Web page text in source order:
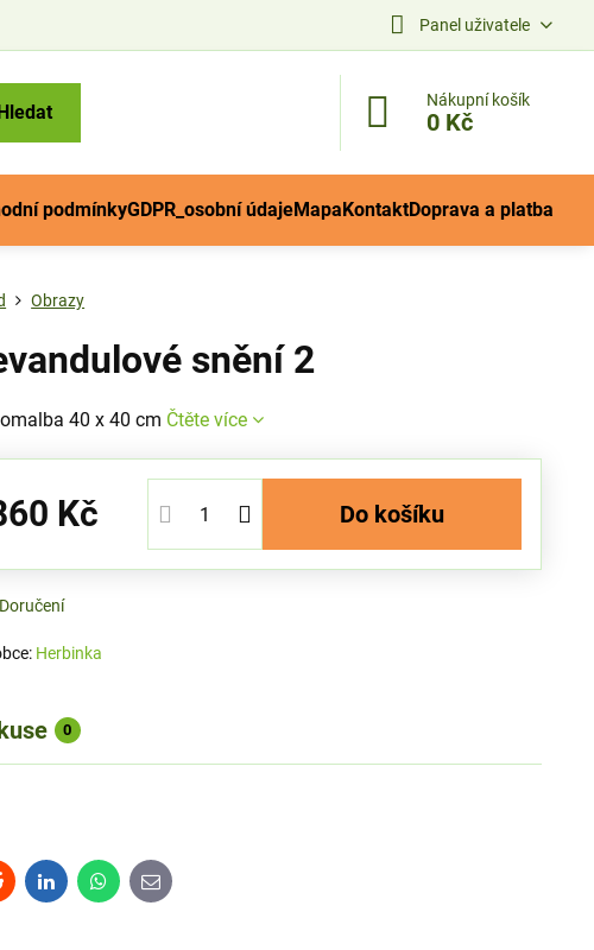
Panel uživatele
Nákupní košík
0 Kč
podmínkyGDPR_osobní údajeMapaKontaktDoprava a platba
Obrazy
snění 2
40 x 40 cm Čtěte více
Kč Do košíku
Doručení
Herbinka
0
LinkedInWhatsApp
E-
mail